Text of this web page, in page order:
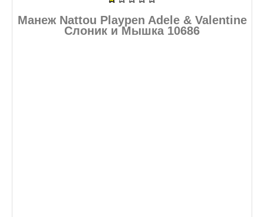
Манеж Nattou Playpen Adele & Valentine
Слоник и Мышка 10686